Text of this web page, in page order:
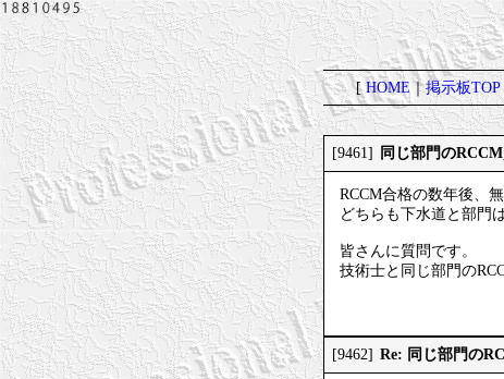
[HOME｜掲示板TOP
[9461] 同じ部門の
RCCM合格の数年後、
どちらも下水道と部門
皆さんに質問です。
技術士と同じ部門の
[9462] Re: 同じ部門の